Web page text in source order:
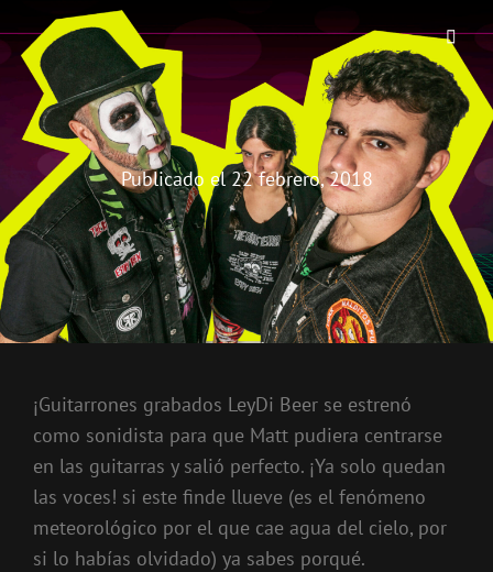
THE BIRRA'S TERROR
Aterrorizando Birras Desde 2010
Publicado el22 febrero, 2018
¡Guitarrones grabados LeyDi Beer se estrenó
como sonidista para que Matt pudiera centrarse
en las guitarras y salió perfecto. ¡Ya solo quedan
las voces! si este finde llueve (es el fenómeno
meteorológico por el que cae agua del cielo, por
si lo habías olvidado) ya sabes porqué.